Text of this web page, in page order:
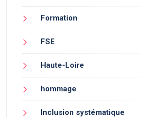
Formation
FSE
Haute-Loire
hommage
Inclusion systématique